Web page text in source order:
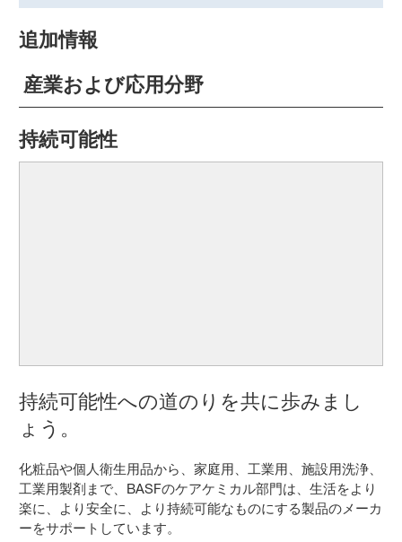
追加情報
産業および応用分野
持続可能性
持続可能性への道のりを共に歩みまし
ょう。
化粧品や個人衛生用品から、家庭用、工業用、施設用洗浄、
工業用製剤まで、BASFのケアケミカル部門は、生活をより
楽に、より安全に、より持続可能なものにする製品のメーカ
ーをサポートしています。